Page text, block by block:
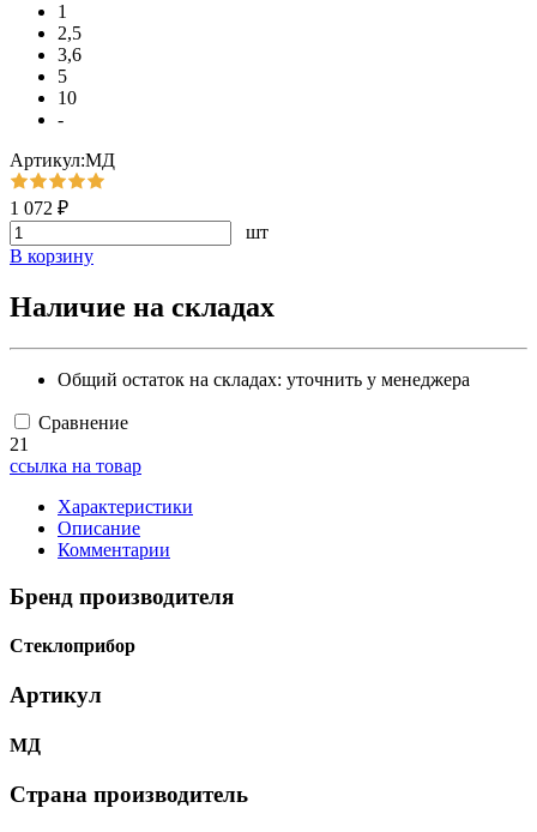
1
2,5
3,6
5
10
-
Артикул:МД
1 072 ₽
шт
В корзину
Наличие на складах
Общий остаток на складах: уточнить у менеджера
Сравнение
21
ссылка на товар
Характеристики
Описание
Комментарии
Бренд производителя
Стеклоприбор
Артикул
МД
Страна производитель